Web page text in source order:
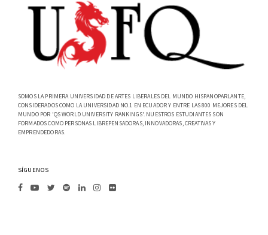
SOMOS LA PRIMERA UNIVERSIDAD DE ARTES LIBERALES DEL MUNDO HISPANOPARLANTE,
CONSIDERADOS COMO LA UNIVERSIDAD NO.1 EN ECUADOR Y ENTRE LAS 800 MEJORES DEL
MUNDO POR 'QS WORLD UNIVERSITY RANKINGS'. NUESTROS ESTUDIANTES SON
FORMADOS COMO PERSONAS LIBREPENSADORAS, INNOVADORAS, CREATIVAS Y
EMPRENDEDORAS.
SÍGUENOS